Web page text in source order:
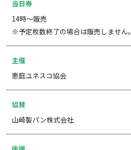
当日券
14時～販売
※予定枚数終了の場合は販売しません。
主催
恵庭ユネスコ協会
協賛
山崎製パン株式会社